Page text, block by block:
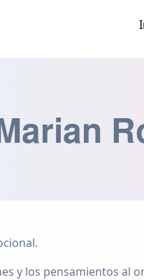
y los pensamientos al